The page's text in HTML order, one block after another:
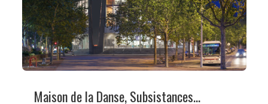
Maison de la Danse, Subsistances...